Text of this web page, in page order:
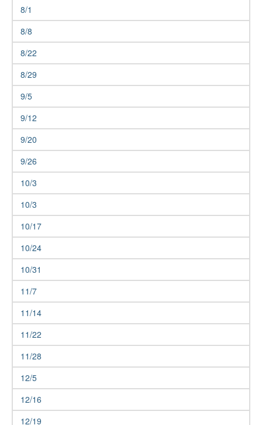
8/1
8/8
8/22
8/29
9/5
9/12
9/20
9/26
10/3
10/3
10/17
10/24
10/31
11/7
11/14
11/22
11/28
12/5
12/16
12/19